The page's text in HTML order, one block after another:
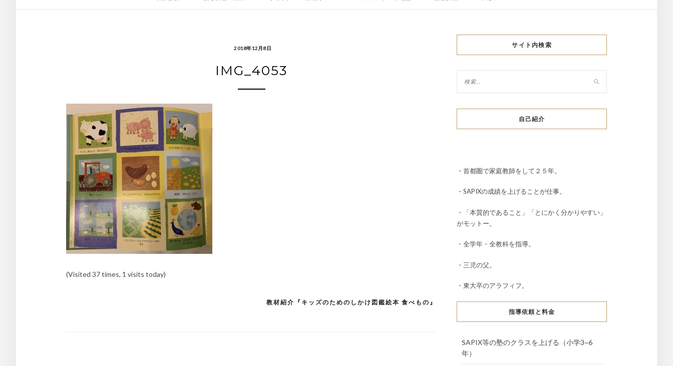
2018年12月8日
IMG_4053
(Visited 37 times, 1 visits today)
教材紹介『キッズのためのしかけ図鑑絵本 食べもの』
サイト内検索
自己紹介
・首都圏で家庭教師をして２５年。
・SAPIXの成績を上げることが仕事。
・「本質的であること」「とにかく分かりやすい」
がモットー。
・全学年・全教科を指導。
・三児の父。
・東大卒のアラフィフ。
指導依頼と料金
SAPIX等の塾のクラスを上げる（小学3~6
年）